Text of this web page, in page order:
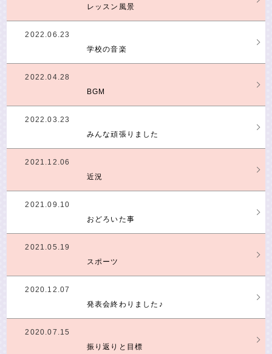
レッスン風景
2022.06.23
学校の音楽
2022.04.28
BGM
2022.03.23
みんな頑張りました
2021.12.06
近況
2021.09.10
おどろいた事
2021.05.19
スポーツ
2020.12.07
発表会終わりました♪
2020.07.15
振り返りと目標